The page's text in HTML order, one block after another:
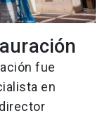
fue
en